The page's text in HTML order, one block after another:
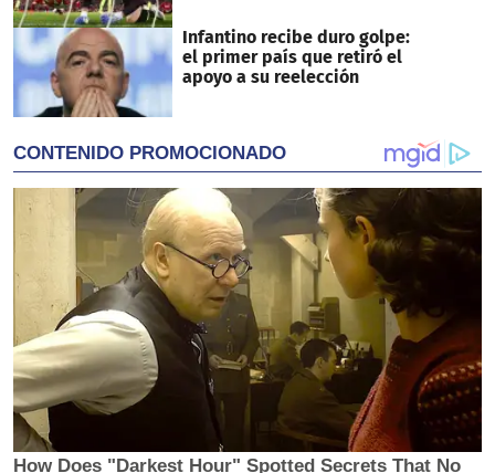
Infantino recibe duro golpe:
el primer país que retiró el
apoyo a su reelección